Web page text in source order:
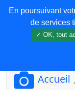
COREMA
Accueil
En poursuivant
de services
✓ OK, tout